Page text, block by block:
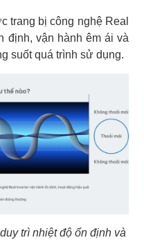
trang bị công nghệ Real
định, vận hành êm ái và
suốt quá trình sử dụng.
trì nhiệt độ ổn định và